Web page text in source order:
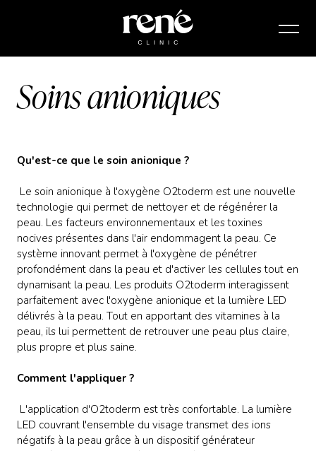
Soins anioniques
Qu'est-ce que le soin anionique ?
Le soin anionique à l'oxygène O2toderm est une nouvelle
technologie qui permet de nettoyer et de régénérer la
peau. Les facteurs environnementaux et les toxines
nocives présentes dans l'air endommagent la peau. Ce
système innovant permet à l'oxygène de pénétrer
profondément dans la peau et d'activer les cellules tout en
dynamisant la peau. Les produits O2toderm interagissent
parfaitement avec l'oxygène anionique et la lumière LED
délivrés à la peau. Tout en apportant des vitamines à la
peau, ils lui permettent de retrouver une peau plus claire,
plus propre et plus saine.
Comment l'appliquer ?
L'application d'O2toderm est très confortable. La lumière
LED couvrant l'ensemble du visage transmet des ions
négatifs à la peau grâce à un dispositif générateur